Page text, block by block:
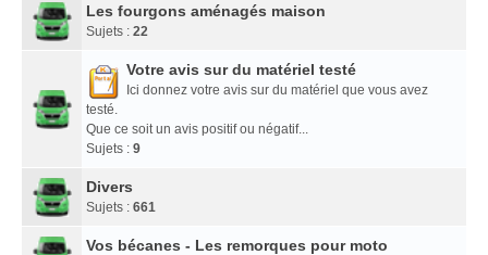
Les fourgons aménagés maison
Sujets : 22
Votre avis sur du matériel testé
Ici donnez votre avis sur du matériel que vous avez
testé.
Que ce soit un avis positif ou négatif...
Sujets : 9
Divers
Sujets : 661
Vos bécanes - Les remorques pour moto